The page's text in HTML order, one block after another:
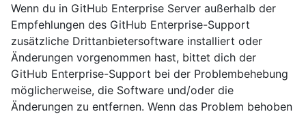
Wenn du in GitHub Enterprise Server außerhalb der
Empfehlungen des GitHub Enterprise-Support
zusätzliche Drittanbietersoftware installiert oder
Änderungen vorgenommen hast, bittet dich der
GitHub Enterprise-Support bei der Problembehebung
möglicherweise, die Software und/oder die
Änderungen zu entfernen. Wenn das Problem behoben